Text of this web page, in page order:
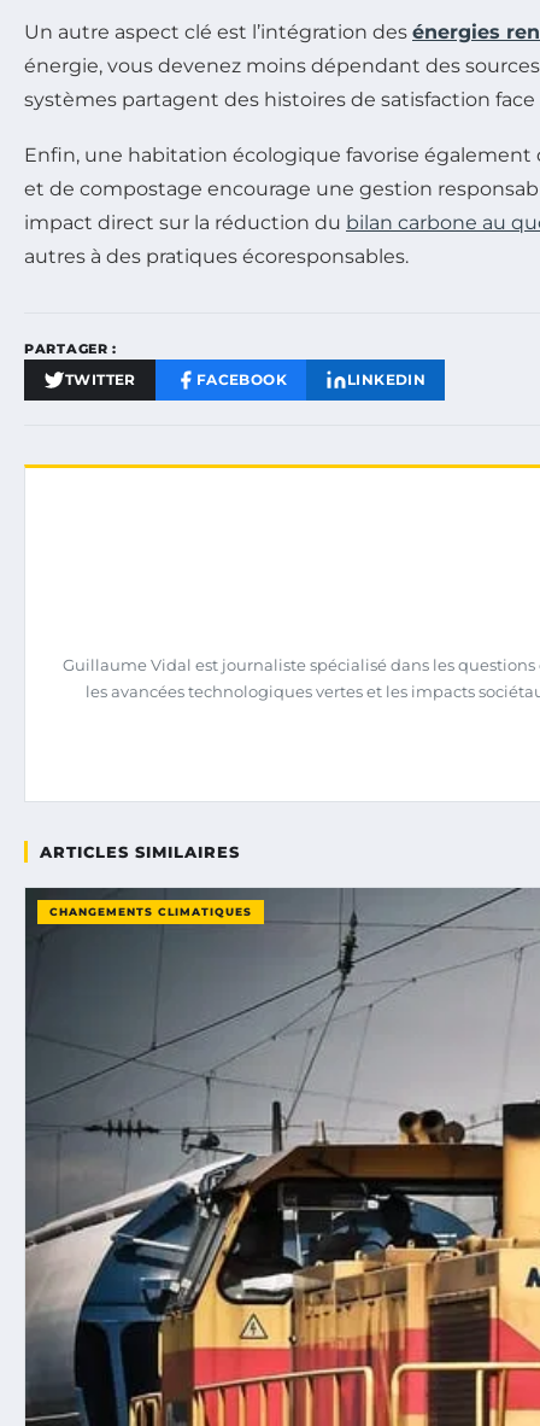
Un autre aspect clé est l’intégration des énergies
énergie, vous devenez moins dépendant des
systèmes partagent des histoires de satisfaction
Enfin, une habitation écologique favorise également
et de compostage encourage une gestion
impact direct sur la réduction du bilan carbone au
autres à des pratiques écoresponsables.
PARTAGER :
TWITTER FACEBOOK LINKEDIN
Guillaume Vidal est journaliste spécialisé dans les
les avancées technologiques vertes et les impacts
ARTICLES SIMILAIRES
CHANGEMENTS CLIMATIQUES